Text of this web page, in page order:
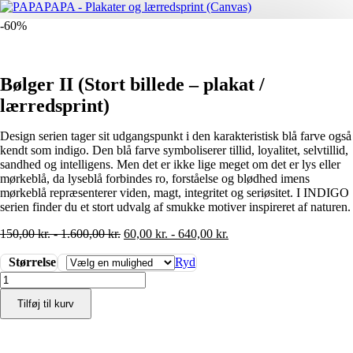
-60%
Bølger II (Stort billede – plakat /
lærredsprint)
Design serien tager sit udgangspunkt i den karakteristisk blå farve også
kendt som indigo. Den blå farve symboliserer tillid, loyalitet, selvtillid,
sandhed og intelligens. Men det er ikke lige meget om det er lys eller
mørkeblå, da lyseblå forbindes ro, forståelse og blødhed imens
mørkeblå repræsenterer viden, magt, integritet og seriøsitet. I INDIGO
serien finder du et stort udvalg af smukke motiver inspireret af naturen.
150,00kr.-1.600,00kr. 60,00 kr. - 640,00 kr.
Størrelse
Ryd
Bølger
II
(Stort
billede
Tilføj til kurv